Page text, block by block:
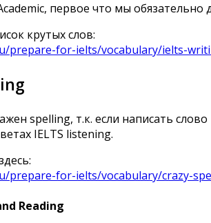
первое что мы
крутых слов:
prepare-for-ielts/vocabulary/ielts-
spelling, т.к. если написать
IELTS listening.
prepare-for-ielts/vocabulary/crazy-
Reading